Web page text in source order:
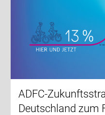
ADFC-
Deutschland zum